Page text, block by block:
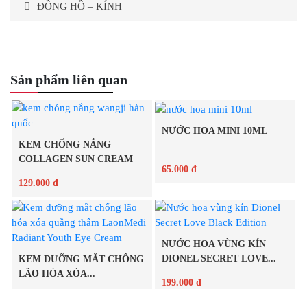
ĐỒNG HỒ – KÍNH
Sản phẩm liên quan
KEM CHỐNG NẮNG
COLLAGEN SUN CREAM
129.000 đ
Chi tiết
NƯỚC HOA MINI 10ML
65.000 đ
Chi tiết
KEM DƯỠNG MẮT CHỐNG
LÃO HÓA XÓA...
NƯỚC HOA VÙNG KÍN
DIONEL SECRET LOVE...
199.000 đ